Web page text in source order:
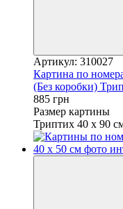
Артикул: 310027
Картина по
(Без коробки)
885 грн
Размер картины
Триптих 40 х 90